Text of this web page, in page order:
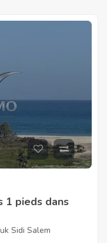
1 pieds dans
Sidi Salem